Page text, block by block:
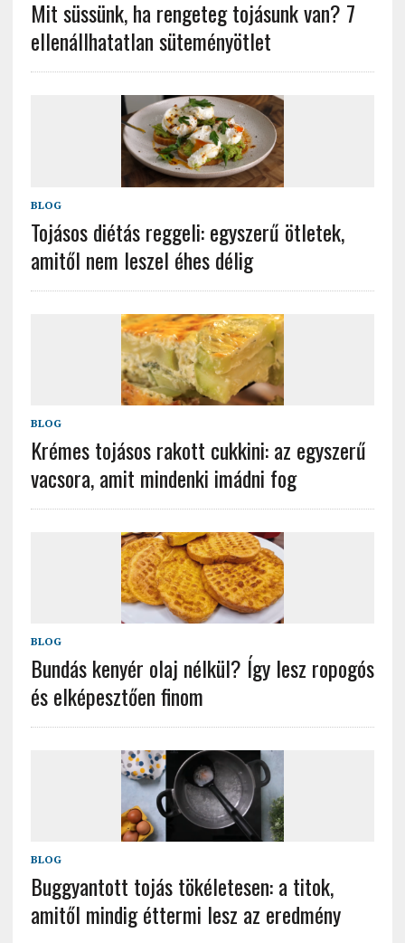
Mit süssünk, ha rengeteg tojásunk van? 7
ellenállhatatlan süteményötlet
BLOG
Tojásos diétás reggeli: egyszerű ötletek,
amitől nem leszel éhes délig
BLOG
Krémes tojásos rakott cukkini: az egyszerű
vacsora, amit mindenki imádni fog
BLOG
Bundás kenyér olaj nélkül? Így lesz ropogós
és elképesztően finom
BLOG
Buggyantott tojás tökéletesen: a titok,
amitől mindig éttermi lesz az eredmény